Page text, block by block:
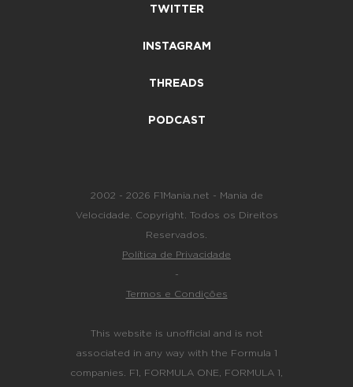
TWITTER
INSTAGRAM
THREADS
PODCAST
2002 - 2026 F1Mania.net - Mania de
Velocidade. Copyright. Todos os Direitos
Reservados.
Política de Privacidade
-
Termos e Condições
This website is unofficial and is not
associated in any way with the Formula 1
companies. F1, FORMULA ONE, FORMULA 1,